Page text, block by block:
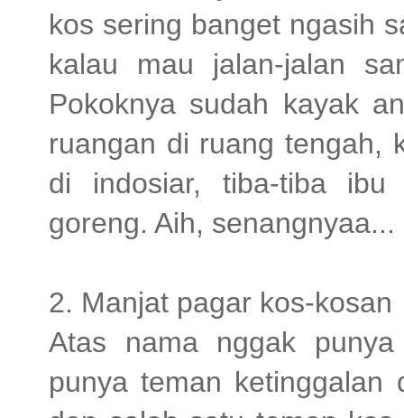
kos sering banget ngasih
kalau mau jalan-jalan
Pokoknya sudah kayak
ruangan di ruang tengah,
di indosiar, tiba-tiba
goreng. Aih, senangnyaa...
2. Manjat pagar kos-kosan
Atas nama nggak
punya teman